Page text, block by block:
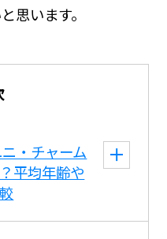
思います。
・チャーム
平均年齢や